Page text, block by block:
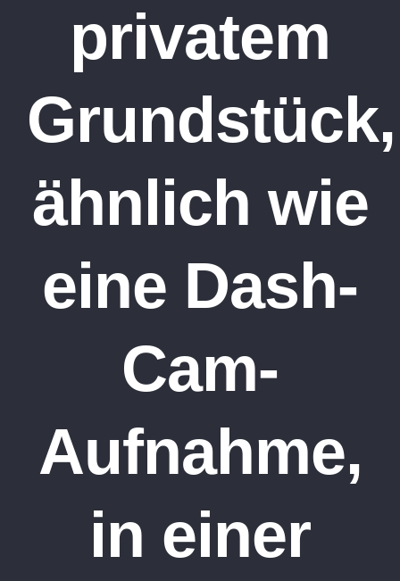
privatem
Grundstück,
ähnlich wie
eine Dash-
Cam-
Aufnahme,
in einer